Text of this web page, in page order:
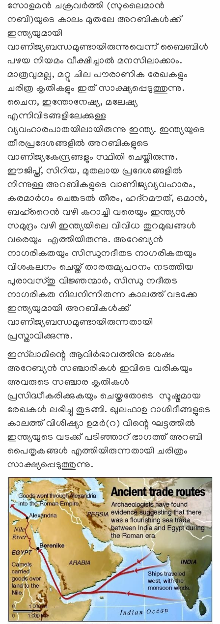
സോളമൻ ചക്രവർത്തി (സുലൈമാൻ
നബി)യുടെ കാലം മുതലേ അറബികൾക്ക്
ഇന്ത്യയുമായി
വാണിജ്യബന്ധമുണ്ടായിരുന്നുവെന്ന് ബൈബിൾ
പഴയ നിയമം വീക്ഷിച്ചാൽ മനസിലാക്കാം.
മാത്രവുമല്ല, മറ്റു ചില പൗരാണിക രേഖകളും
ചരിത്ര കൃതികളും ഇത് സാക്ഷ്യപ്പെടുത്തുന്നു.
ചൈന, ഇന്തോനേഷ്യ, മലേഷ്യ
എന്നിവിടങ്ങളിലേക്കുള്ള
വ്യവഹാരപാതയിലായിരുന്നു ഇന്ത്യ. ഇന്ത്യയുടെ
തീരപ്രദേശങ്ങളിൽ അറബികളുടെ
വാണിജ്യകേന്ദ്രങ്ങളും സ്ഥിതി ചെയ്തിരുന്നു.
ഈജിപ്ത്, സിറിയ, മുതലായ പ്രദേശങ്ങളിൽ
നിന്നുള്ള അറബികളുടെ വാണിജ്യവ്യവഹാരം,
കരമാർഗം ചെങ്കടൽ തീരം, ഹദ്റമൗത്, ഒമാൻ,
ബഹ്റൈൻ വഴി കറാച്ചി വരെയും ഇന്ത്യൻ
സമുദ്രം വഴി ഇന്ത്യയിലെ വിവിധ തുറമുഖങ്ങൾ
വരെയും എത്തിയിരുന്നു. അറേബ്യൻ
നാഗരികതയും സിന്ധുനദീതട നാഗരികതയും
വിശകലനം ചെയ്ത് താരതമ്യപഠനം നടത്തിയ
പുരാവസ്തു വിജ്ഞന്മാർ, സിന്ധു നദീതട
നാഗരികത നിലനിന്നിരുന്ന കാലത്ത് വടക്കേ
ഇന്ത്യയുമായി അറബികൾക്ക്
വാണിജ്യബന്ധമുണ്ടായിരുന്നതായി
പ്രസ്താവിക്കുന്നു.
ഇസ്‍ലാമിന്റെ ആവിർഭാവത്തിനു ശേഷം
അറേബ്യൻ സഞ്ചാരികൾ ഇവിടെ വരികയും
അവരുടെ സഞ്ചാര കൃതികൾ
പ്രസിദ്ധീകരിക്കുകയും ചെയ്തതോടെ സൂഷ്മമായ
രേഖകൾ ലഭിച്ചു തുടങ്ങി. ഖുലഫാഉ റാശിദീങ്ങളുടെ
കാലത്ത് വിശിഷ്യാ ഉമർ(റ) വിന്റെ ഘട്ടത്തിൽ
ഇന്ത്യയുടെ വടക്ക് പടിഞ്ഞാറ് ഭാഗത്ത് അറബി
പൈതൃകങ്ങൾ എത്തിയിരുന്നതായി ചരിത്രം
സാക്ഷ്യപ്പെടുത്തുന്നു.